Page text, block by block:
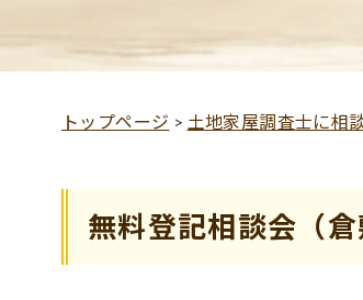
トップページ > 土地家屋調査士に相
無料登記相談会（倉